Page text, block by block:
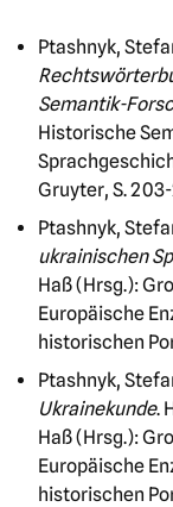
Ptashnyk,
Semantik-
Historische
Gruyter, S.
Ptashnyk,
ukrainischen
Haß (Hrsg.):
Europäische
historischen
Ptashnyk,
Ukrainekunde.
Haß (Hrsg.):
Europäische
historischen